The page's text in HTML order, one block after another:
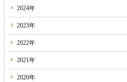
2024年
2023年
2022年
2021年
2020年